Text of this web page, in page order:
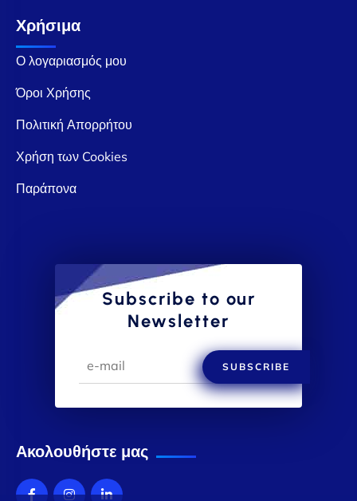
Χρήσιμα
Ο λογαριασμός μου
Όροι Χρήσης
Πολιτική Απορρήτου
Χρήση των Cookies
Παράπονα
Subscribe to our
Newsletter
SUBSCRIBE
Ακολουθήστε μας